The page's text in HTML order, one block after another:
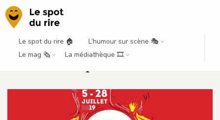
Le spot du rire 🏠
L’humour sur scène 🎭
Le mag 🗞️
La médiathèque 🎞️
Festival d’Avignon 2019 – Notre